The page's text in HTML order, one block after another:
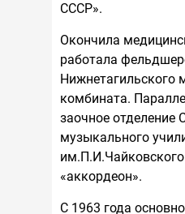
СССР».
Окончила
работала
Нижнетагильского
комбината.
заочное отделение
музыкального
им.П.И.Чайковского
«аккордеон».
С 1963 года